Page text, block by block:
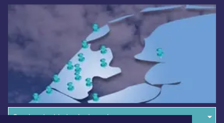
Overige dagbladen in de regio